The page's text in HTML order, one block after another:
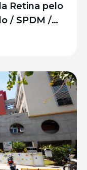
Retina pelo
/ SPDM /